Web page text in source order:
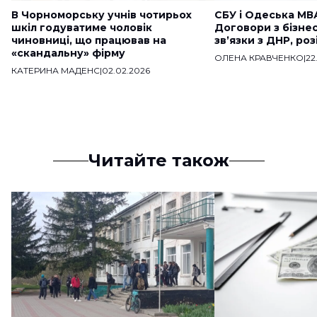
В Чорноморську учнів чотирьох
шкіл годуватиме чоловік
чиновниці, що працював на
«скандальну» фірму
КАТЕРИНА МАДЕНС|02.02.2026
СБУ і Одеська
Договори з
звʼязки з ДНР,
ОЛЕНА КРАВЧЕНКО|
Читайте також